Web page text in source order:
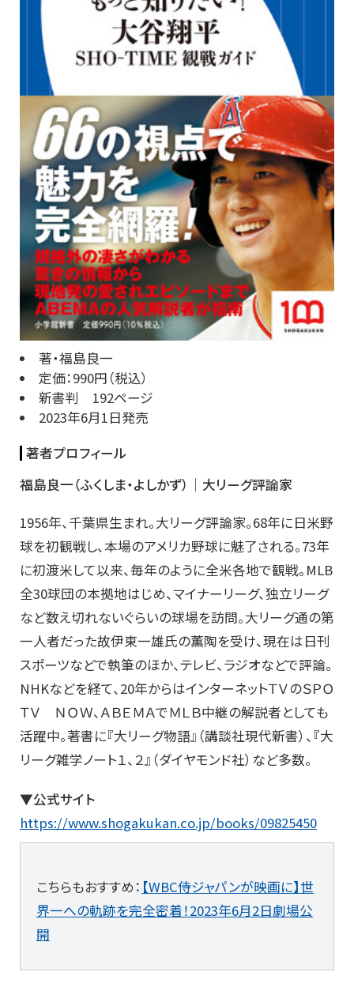
著・福島良一
定価：990円（税込）
新書判 192ページ
2023年6月1日発売
著者プロフィール
福島良一（ふくしま・よしかず）│ 大リーグ評論家
1956年、千葉県生まれ。大リーグ評論家。68年に日米野
球を初観戦し、本場のアメリカ野球に魅了される。73年
に初渡米して以来、毎年のように全米各地で観戦。MLB
全30球団の本拠地はじめ、マイナーリーグ、独立リーグ
など数え切れないぐらいの球場を訪問。大リーグ通の第
一人者だった故伊東一雄氏の薫陶を受け、現在は日刊
スポーツなどで執筆のほか、テレビ、ラジオなどで評論。
NHKなどを経て、20年からはインターネットＴＶのＳＰＯ
ＴＶ ＮＯＷ、ＡＢＥＭＡでＭＬＢ中継の解説者としても
活躍中。著書に『大リーグ物語』（講談社現代新書）、『大
リーグ雑学ノート１、２』（ダイヤモンド社）など多数。
▼公式サイト
https://www.shogakukan.co.jp/books/09825450
こちらもおすすめ： 【WBC侍ジャパンが映画に】世
界一への軌跡を完全密着！2023年6月2日劇場公
開